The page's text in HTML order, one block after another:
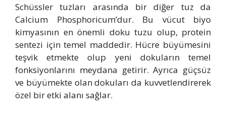
Schüssler tuzları arasında bir diğer tuz da
Calcium Phosphoricum’dur. Bu vücut biyo
kimyasının en önemli doku tuzu olup, protein
sentezi için temel maddedir. Hücre büyümesini
teşvik etmekte olup yeni dokuların temel
fonksiyonlarını meydana getirir. Ayrıca güçsüz
ve büyümekte olan dokuları da kuvvetlendirerek
özel bir etki alanı sağlar.